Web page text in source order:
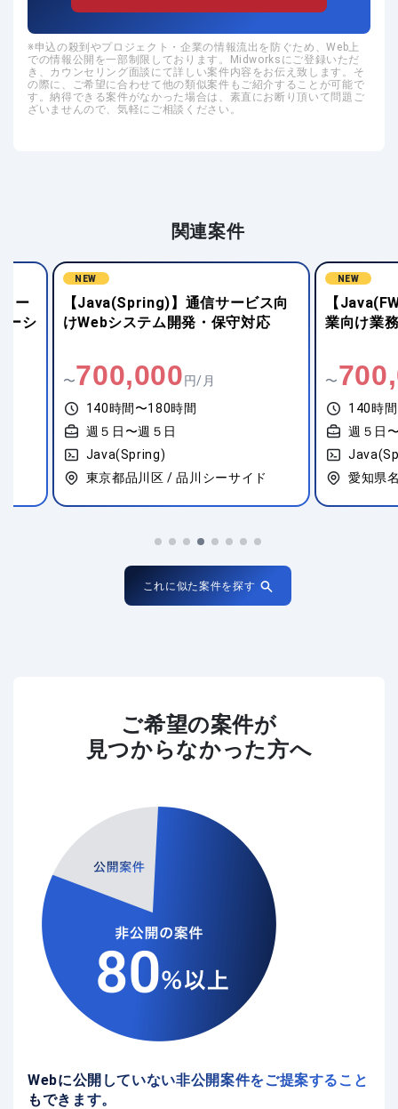
申込の殺到やプロジェクト・企業の情報流出を防ぐため、Web上
での情報公開を一部制限しております。Midworksにご登録いただ
き、カウンセリング面談にて詳しい案件内容をお伝え致します。そ
の際に、ご希望に合わせて他の類似案件もご紹介することが可能で
す。納得できる案件がなかった場合は、素直にお断り頂いて問題ご
ざいませんので、気軽にご相談ください。
関連案件
【Java(Spring)】通信サービス向
けWebシステム開発・保守対応
700,000円/月
140時間〜180時間
週５日〜週５日
Java(Spring)
東京都品川区 / 品川シーサイド
【Java(FWな
業向け業務シ
140時間〜
週５日〜週５
Java(Spring)
愛知県名古屋
これに似た案件を探す
ご希望の案件が
見つからなかった方へ
Webに公開していない非公開案件をご提案すること
もできます。